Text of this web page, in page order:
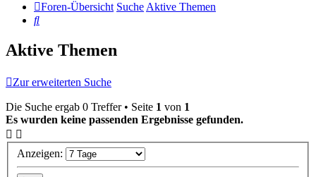
Foren-Übersicht SucheAktive Themen
Suche
Aktive Themen
Zur erweiterten Suche
Die Suche ergab 0 Treffer • Seite 1 von 1
Es wurden keine passenden Ergebnisse gefunden.
Anzeigen: